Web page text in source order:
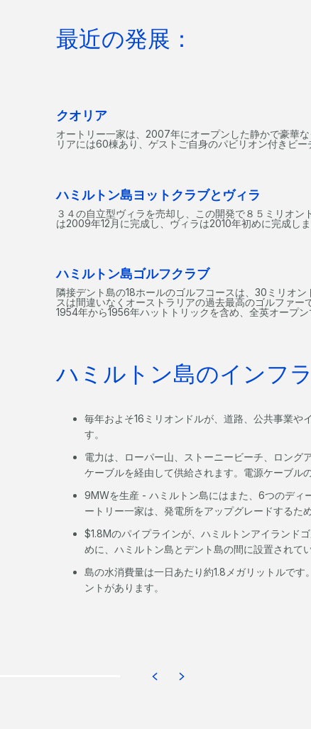
最近の発展：
クオリア
オートリー一家は、2007年にオープンした静かで豪華
リアには60棟あり、ゲストご自身のパビリオン付きビー
ハミルトン島ヨットクラブとヴィラ
３４の自立型ヴィラを売却し、この開発で８５ミリオ
は2009年12月に完成し、ヴィラは2010年初めに完成しま
ハミルトン島ゴルフクラブ
隣接デント島の18ホールのゴルフコースは、30ミリオ
スは間違いなくオーストラリアの過去最高のゴルファ
1954年から1956年ハットトリックを含め、全英オープ
ハミルトン島のインフ
毎年およそ16ミリオンドルが、道路、公共事業や
す。
電力は、ローパー山、ストーニービーチ、ロング
ケーブルを経由して供給されます。電源ケーブル
9MWを生産 - ハミルトン島にはまた、6つのディ
ートリー一家は、発電所をアップグレードするた
$1.8Mのパイプラインが、ハミルトンアイランド
めに、ハミルトン島とデント島の間に設置されてい
島の水消費量は一日あたり約1.8メガリットルで
ントがあります。